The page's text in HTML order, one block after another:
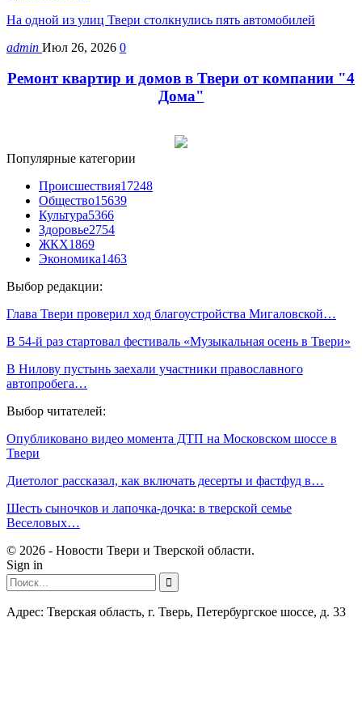
На одной из улиц Твери столкнулись пять автомобилей
admin Июл 26, 2026 0
Ремонт квартир и домов в Твери от компании "4
Дома"
Популярные категории
Происшествия17248
Общество15639
Культура5366
Здоровье2754
ЖКХ1869
Экономика1463
Выбор редакции:
Глава Твери проверил ход благоустройства Мигаловской…
В 54-й раз стартовал фестиваль «Музыкальная осень в Твери»
В Нилову пустынь заехали участники православного
автопробега…
Выбор читателей:
Опубликовано видео момента ДТП на Московском шоссе в
Твери
Диетолог рассказал, как включать десерты и фастфуд в…
Шесть сыночков и лапочка-дочка: в тверской семье
Веселовых…
© 2026 - Новости Твери и Тверской области.
Sign in
Адрес: Тверская область, г. Тверь, Петербургское шоссе, д. 33